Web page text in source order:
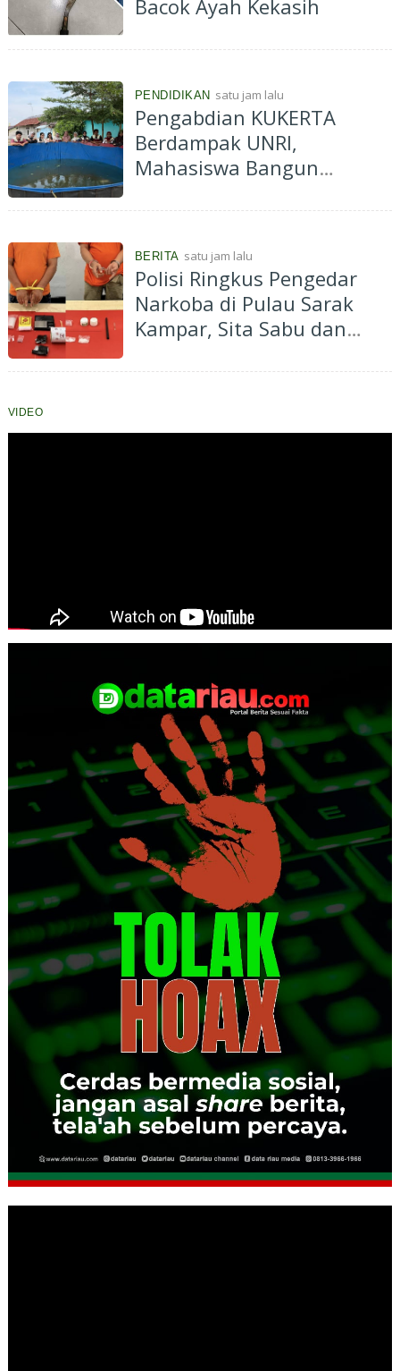
Bacok Ayah Kekasih
PENDIDIKAN satu jam lalu
Pengabdian KUKERTA
Berdampak UNRI,
Mahasiswa Bangun
Kenantan, Dukung
Ekonomi Masyarakat
BERITA satu jam lalu
Polisi Ringkus Pengedar
Narkoba di Pulau Sarak
Kampar, Sita Sabu dan
VIDEO